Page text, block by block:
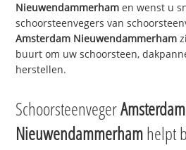
Nieuwendammerham en wenst u
schoorsteenvegers van
Amsterdam Nieuwendammerham
buurt om uw schoorsteen,
herstellen.
SchoorsteenvegerAmsterdam
Nieuwendammerhamhelpt